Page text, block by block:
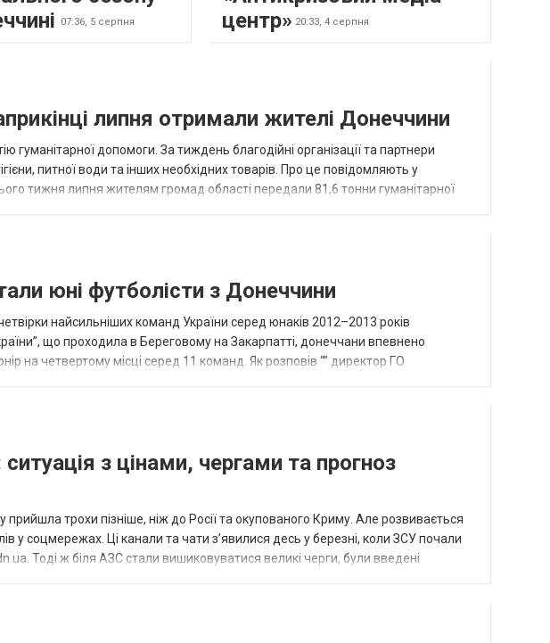
07:36, 5 серпня
центр» 20:33, 4 серпня
липня отримали жителі Донеччини
гуманітарної допомоги. За тиждень благодійні організації та партнери
питної води та інших необхідних товарів. Про це повідомляють у
тижня липня жителям громад області передали 81,6 тонни гуманітарної
юні футболісти з Донеччини
найсильніших команд України серед юнаків 2012–2013 років
що проходила в Береговому на Закарпатті, донеччани впевнено
на четвертому місці серед 11 команд. Як розповів “” директор ГО
з цінами, чергами та прогноз
трохи пізніше, ніж до Росії та окупованого Криму. Але розвивається
у соцмережах. Ці канали та чати з’явилися десь у березні, коли ЗСУ почали
Тоді ж біля АЗС стали вишиковуватися великі черги, були введені